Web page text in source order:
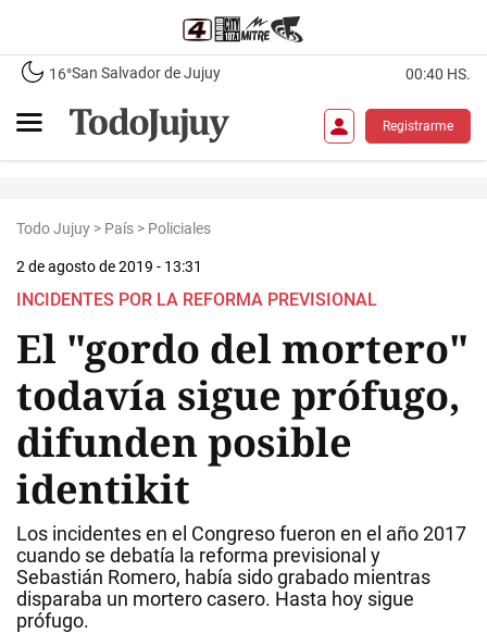
16°San Salvador de Jujuy 00:40 HS.
Registrarme
Todo Jujuy > País > Policiales
2 de agosto de 2019 - 13:31
INCIDENTES POR LA REFORMA PREVISIONAL
El "gordo del mortero"
todavía sigue prófugo,
difunden posible
identikit
Los incidentes en el Congreso fueron en el año 2017
cuando se debatía la reforma previsional y
Sebastián Romero, había sido grabado mientras
disparaba un mortero casero. Hasta hoy sigue
prófugo.